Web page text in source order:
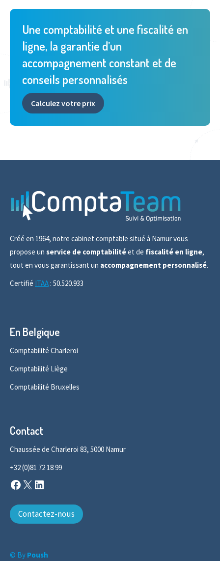
Une comptabilité et une fiscalité en
ligne, la garantie d’un
accompagnement constant et de
conseils personnalisés
Calculez votre prix
Créé en 1964, notre cabinet comptable situé à Namur vous
propose un service de comptabilitéet de fiscalité en ligne,
tout en vous garantissant un accompagnement personnalisé.
Certifié ITAA : 50.520.933
En Belgique
Comptabilité Charleroi
Comptabilité Liège
Comptabilité Bruxelles
Contact
Chaussée de Charleroi 83, 5000 Namur
+32 (0)81 72 18 99
Facebook
X
Contactez-nous
© By Poush